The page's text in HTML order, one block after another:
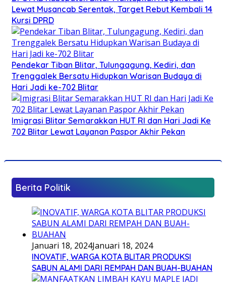
Lewat Musancab Serentak, Target Rebut Kembali 14
Kursi DPRD
Pendekar Tiban Blitar, Tulungagung, Kediri, dan
Trenggalek Bersatu Hidupkan Warisan Budaya di
Hari Jadi ke-702 Blitar
Imigrasi Blitar Semarakkan HUT RI dan Hari Jadi Ke
702 Blitar Lewat Layanan Paspor Akhir Pekan
Berita Politik
Januari 18, 2024Januari 18, 2024
INOVATIF, WARGA KOTA BLITAR PRODUKSI
SABUN ALAMI DARI REMPAH DAN BUAH-BUAHAN